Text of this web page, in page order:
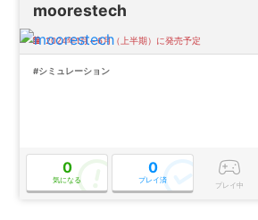
moorestech
2024年1月～6月（上半期）に発売予定
#シミュレーション
0
気になる
0
プレイ済
プレイ中